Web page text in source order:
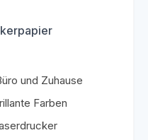
und Zuhause
Farben